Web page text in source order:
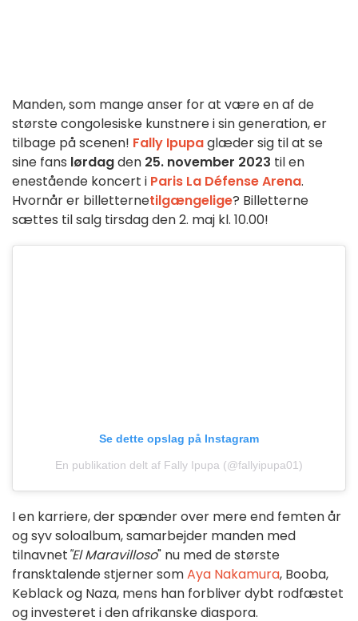
Manden, som mange anser for at være en af de
største congolesiske kunstnere i sin generation, er
tilbage på scenen! Fally Ipupaglæder sig til at se
sine fans lørdagden 25. november 2023 til en
enestående koncert i Paris La Défense Arena.
Hvornår er billetternetilgængelige? Billetterne
sættes til salg tirsdag den 2. maj kl. 10.00!
Se dette opslag på Instagram
En publikation delt af Fally Ipupa (@fallyipupa01)
I en karriere, der spænder over mere end femten år
og syv soloalbum, samarbejder manden med
tilnavnet"El Maravilloso" nu med de største
fransktalende stjerner somAya Nakamura, Booba,
Keblack og Naza, mens han forbliver dybt rodfæstet
og investeret i den afrikanske diaspora.